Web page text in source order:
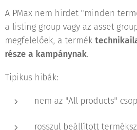
A PMax nem hirdet "minden
a listing group vagy az asset
megfelelőek, a termék
része a kampánynak.
Tipikus hibák:
nem az "All products"
rosszul beállított